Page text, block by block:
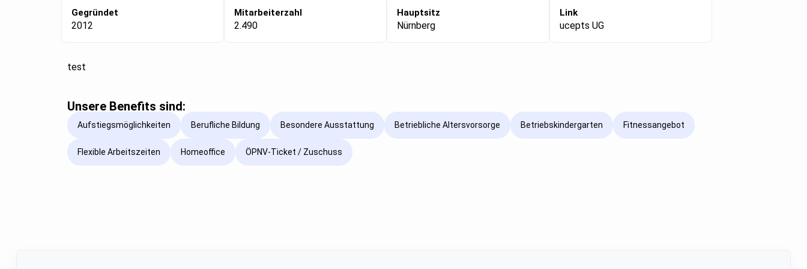
Gegründet
2012
Mitarbeiterzahl
2.490
Hauptsitz
Nürnberg
Link
ucepts UG
test
Unsere Benefits sind:
Aufstiegsmöglichkeiten Berufliche Bildung Besondere Ausstattung Betriebliche Altersvorsorge Betriebskindergarten Fitnessangebot
Flexible Arbeitszeiten Homeoffice ÖPNV-Ticket / Zuschuss